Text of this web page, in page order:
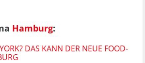
Hamburg:
DAS KANN DER NEUE FOOD-